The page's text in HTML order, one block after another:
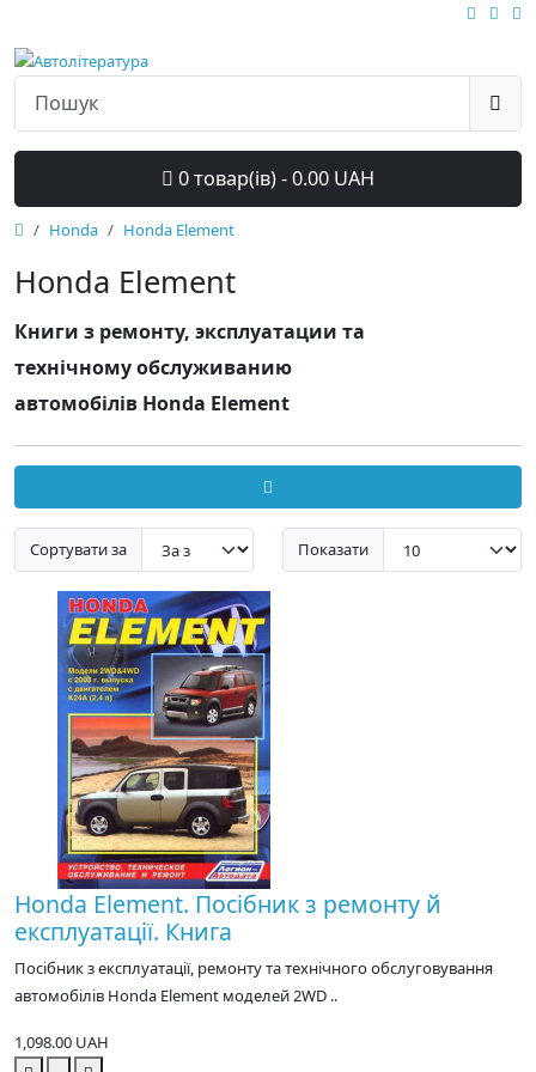
0 товар(ів) - 0.00 UAH
Honda Honda Element
Honda Element
Книги з ремонту, эксплуатации та
технічному обслуживанию
автомобілів Honda Element
Сортувати за Показати
Honda Element. Посібник з ремонту й
експлуатації. Книга
Посібник з експлуатації, ремонту та технічного обслуговування
автомобілів Honda Element моделей 2WD ..
1,098.00 UAH